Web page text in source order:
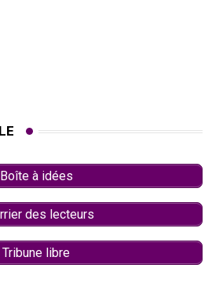
Boîte à idées
des lecteurs
Tribune libre